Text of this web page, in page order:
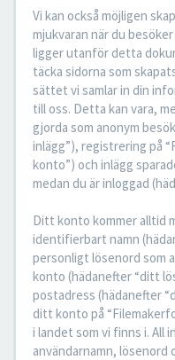
Vi kan också möjligen
mjukvaran när du
ligger utanför detta
täcka sidorna som
sättet vi samlar in din
till oss. Detta kan vara,
gjorda som anonym
inlägg”), registrering på
konto”) och inlägg
medan du är inloggad
Ditt konto kommer alltid
identifierbart namn
personligt lösenord som
konto (hädanefter “ditt
postadress (hädanefter
ditt konto på
i landet som vi finns i.
användarnamn, lösenord